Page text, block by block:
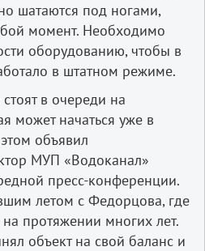
шатаются под ногами,
момент. Необходимо
оборудованию, чтобы в
в штатном режиме.
в очереди на
может начаться уже в
объявил
МУП «Водоканал»
пресс-конференции.
летом с Федорцова, где
протяжении многих лет.
объект на свой баланс и